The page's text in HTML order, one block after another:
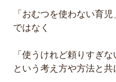
「おむつを使わない育児
ではなく
「使うけれど頼りすぎな
という考え方や方法と共